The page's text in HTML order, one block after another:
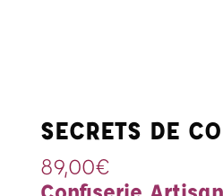
SECRETS DE
89,00€